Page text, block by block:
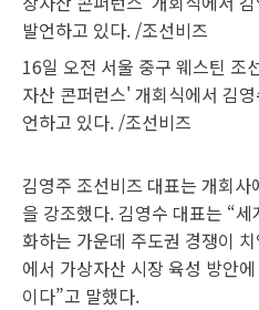
16일 오전 서울 중구 웨스틴 조
자산 콘퍼런스' 개회식에서 김
언하고 있다. /조선비즈
김영주 조선비즈 대표는 개회
을 강조했다. 김영수 대표는 “
화하는 가운데 주도권 경쟁이
에서 가상자산 시장 육성 방안
이다”고 말했다.